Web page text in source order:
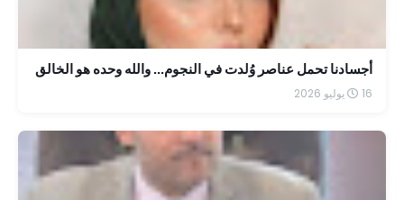
أجسادنا تحمل عناصر وُلدت في النجوم... والله وحده هو الخالق
16 يوليو 2026